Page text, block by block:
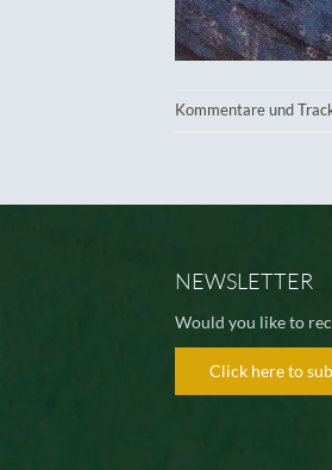
Kommentare und
NEWSLETTER
Would you like to
Click here to